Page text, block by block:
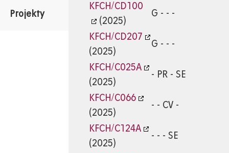
Projekty
KFCH/CD100
(2025)
G - - -
KFCH/CD207
(2025)
G - - -
KFCH/C025A
(2025)
- PR - SE
KFCH/C066
(2025)
- - CV -
KFCH/C124A
(2025)
- - - SE